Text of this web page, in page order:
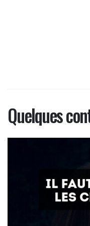
Quelques